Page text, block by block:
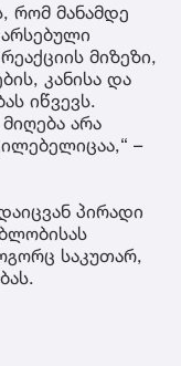
რომ მანამდე
მიზეზი,
კანისა და
იწვევს.
არა
–
პირადი
საკუთარ,